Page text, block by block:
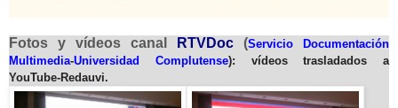
Fotos y vídeos canal RTVDoc (Servicio Documentación
Multimedia-Universidad Complutense): vídeos trasladados a
YouTube-Redauvi.